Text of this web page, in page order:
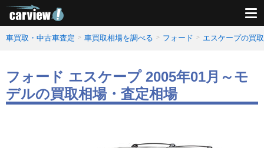
車買取・中古車査定 車買取相場を調べる フォード エスケープの買
フォード エスケープ 2005年01月～モ
デルの買取相場・査定相場